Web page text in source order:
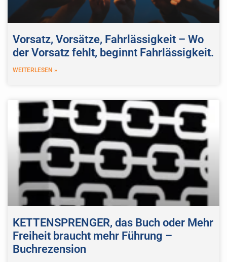
Vorsatz, Vorsätze, Fahrlässigkeit – Wo
der Vorsatz fehlt, beginnt Fahrlässigkeit.
WEITERLESEN »
KETTENSPRENGER, das Buch oder Mehr
Freiheit braucht mehr Führung –
Buchrezension